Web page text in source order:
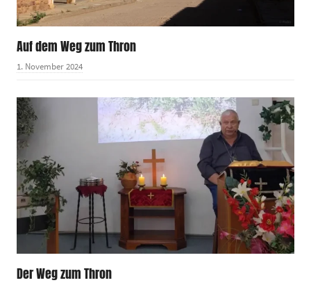
Auf dem Weg zum Thron
1. November 2024
Der Weg zum Thron